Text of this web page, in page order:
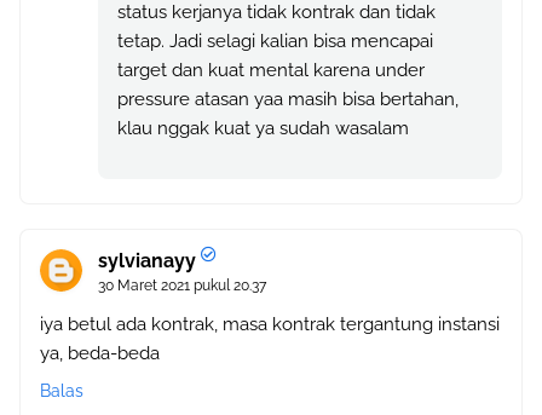
status kerjanya tidak kontrak dan tidak
tetap. Jadi selagi kalian bisa mencapai
target dan kuat mental karena under
pressure atasan yaa masih bisa bertahan,
klau nggak kuat ya sudah wasalam
sylvianayy
30 Maret 2021 pukul 20.37
iya betul ada kontrak, masa kontrak tergantung instansi
ya, beda-beda
Balas